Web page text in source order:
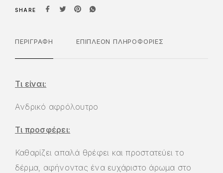
SHARE
ΠΕΡΙΓΡΑΦΉ ΕΠΙΠΛΈΟΝ ΠΛΗΡΟΦΟΡΊΕΣ
Τι είναι:
Ανδρικό αφρόλουτρο
Τι προσφέρει:
Καθαρίζει απαλά θρέφει και προστατεύει το
δέρμα, αφήνοντας ένα ευχάριστο άρωμα στο